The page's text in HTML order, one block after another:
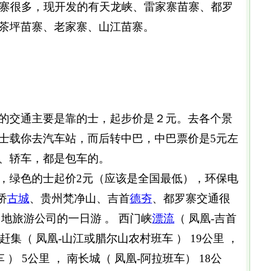
多，现开发的有天龙峡、雷家寨苗寨、都罗
坪苗寨、老家寨、山江苗寨。
交通主要是靠的士，起步价是２元。去各个景
载你去汽车站，而后转中巴，中巴票价是5元左
轿车，都是包车的。
绿色的士起价2元（应该是全国最低），环保电
古城、贵州梵净山、吉首德夯、都罗寨交通很
旅游公司的一日游 。 西门峡漂流 （ 凤凰-吉首
集（ 凤凰-山江或腊尔山农村班车 ） 19公里 ，
） 5公里 ， 南长城（ 凤凰-阿拉班车） 18公